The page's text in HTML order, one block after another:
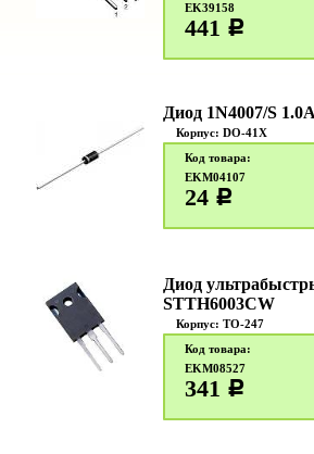
EK39158
441 c
Диод 1N4007/S
Корпус: DO-41X
Код товара:
EKM04107
24 c
Диод
STTH6003CW
Корпус: TO-247
Код товара:
EKM08527
341 c